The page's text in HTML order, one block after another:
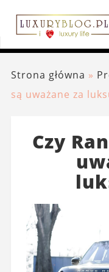
Strona główna »
są uważane za
Czy